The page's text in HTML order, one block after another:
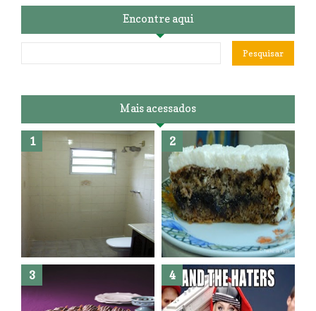
Encontre aqui
Mais acessados